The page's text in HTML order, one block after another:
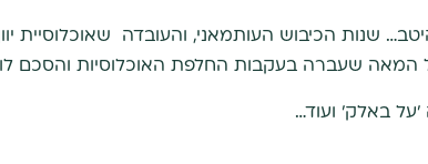
שנות הכיבוש העותמאני, והעובדה שאוכלוסיית
המאה שעברה בעקבות החלפת האוכלוסיות והסכם
'על באלק' ועוד…